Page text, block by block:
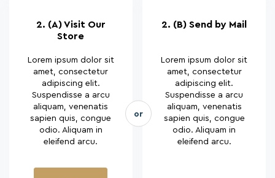
or
2. (A) Visit Our
Store
Lorem ipsum dolor sit
amet, consectetur
adipiscing elit.
Suspendisse a arcu
aliquam, venenatis
sapien quis, congue
odio. Aliquam in
eleifend arcu.
2. (B) Send by Mail
Lorem ipsum dolor sit
amet, consectetur
adipiscing elit.
Suspendisse a arcu
aliquam, venenatis
sapien quis, congue
odio. Aliquam in
eleifend arcu.